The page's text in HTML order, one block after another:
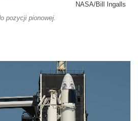
NASA/Bill Ingalls
pozycji pionowej.